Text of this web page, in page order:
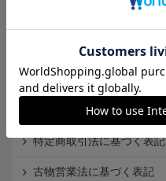
個人情報保護方針
Cookieポリシー
特定商取引法に基づく表記
古物営業法に基づく表記